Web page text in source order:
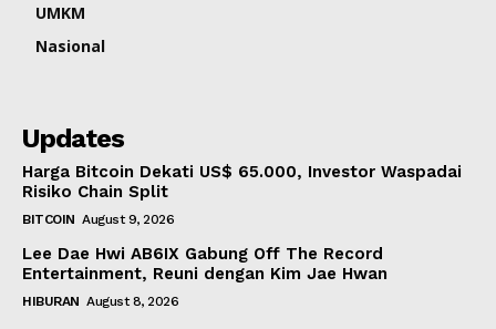
UMKM
Nasional
Updates
Harga Bitcoin Dekati US$ 65.000, Investor Waspadai
Risiko Chain Split
BITCOIN August 9, 2026
Lee Dae Hwi AB6IX Gabung Off The Record
Entertainment, Reuni dengan Kim Jae Hwan
HIBURAN August 8, 2026